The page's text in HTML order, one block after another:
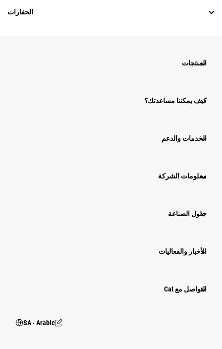
الحفارات
المنتجات
كيف يمكننا مساعدتك؟
الخدمات والدعم
معلومات الشركة
حلول الصناعة
الأخبار والفعاليات
التواصل مع Cat
SA ‧ Arabic